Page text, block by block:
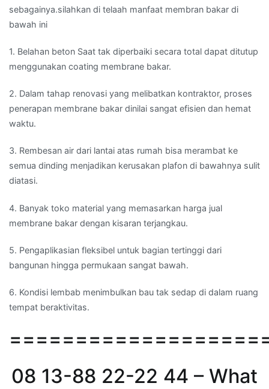
sebagainya.silahkan di telaah manfaat membran bakar di
bawah ini
1. Belahan beton Saat tak diperbaiki secara total dapat ditutup
menggunakan coating membrane bakar.
2. Dalam tahap renovasi yang melibatkan kontraktor, proses
penerapan membrane bakar dinilai sangat efisien dan hemat
waktu.
3. Rembesan air dari lantai atas rumah bisa merambat ke
semua dinding menjadikan kerusakan plafon di bawahnya sulit
diatasi.
4. Banyak toko material yang memasarkan harga jual
membrane bakar dengan kisaran terjangkau.
5. Pengaplikasian fleksibel untuk bagian tertinggi dari
bangunan hingga permukaan sangat bawah.
6. Kondisi lembab menimbulkan bau tak sedap di dalam ruang
tempat beraktivitas.
08 13-88 22-22 44 – What